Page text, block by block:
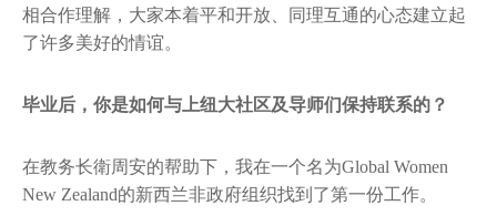
相合作理解，大家本着平和开放、同理互通的心态建立起
了许多美好的情谊。
毕业后，你是如何与上纽大社区及导师们保持联系的？
在教务长衛周安的帮助下，我在一个名为Global Women
New Zealand的新西兰非政府组织找到了第一份工作。